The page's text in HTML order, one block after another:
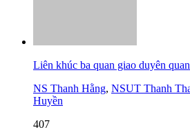
Liên khúc ba quan giao duyên
NS Thanh Hằng, NSUT Thanh
Huyền
407